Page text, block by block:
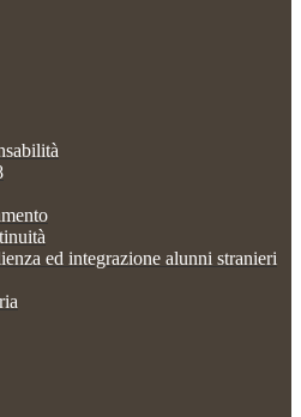
ed integrazione alunni stranieri